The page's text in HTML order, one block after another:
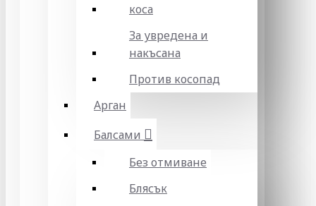
коса
За увредена и
накъсана
Против косопад
Арган
Балсами
Без отмиване
Блясък